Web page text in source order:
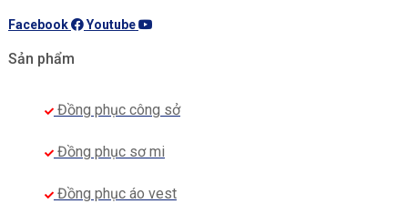
Facebook Youtube
Sản phẩm
Đồng phục công sở
Đồng phục sơ mi
Đồng phục áo vest